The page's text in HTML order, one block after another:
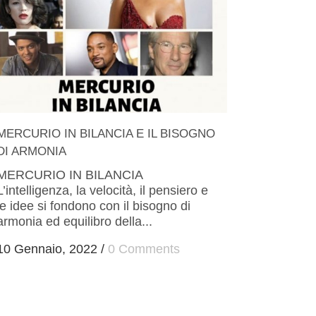
IN BILANCIA E IL BISOGNO
ARMONIA
IN BILANCIA
la velocità, il pensiero e
idee si fondono con il bisogno di
ed equilibro della...
Gennaio, 2022 / 0 Comments